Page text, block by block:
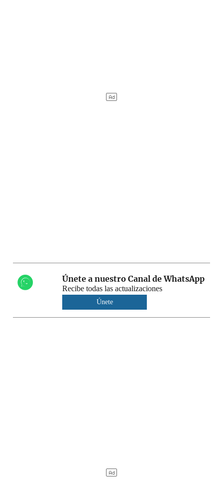
Únete a nuestro Canal de WhatsApp
Recibe todas las actualizaciones
Únete